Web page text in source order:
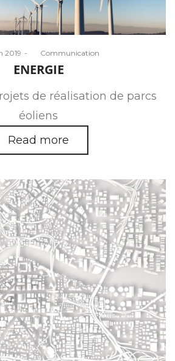
2019 Communication
ENERGIE
de réalisation de parcs
éoliens
Read more